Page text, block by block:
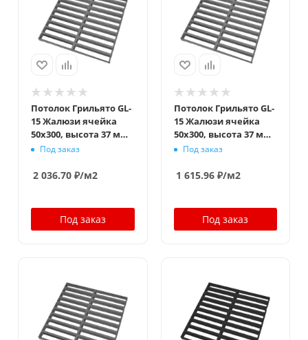
Потолок Грильято GL-
15 Жалюзи ячейка
50x300, высота 37 мм,
ширина 15 мм,
Под заказ
2 036.70 ₽/м2
Под заказ
Потолок Грильято GL-
15 Жалюзи ячейка
50x300, высота 37 мм,
ширина 15 мм,
Под заказ
1 615.96₽/м2
Под заказ